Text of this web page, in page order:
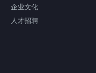
企业文化
人才招聘